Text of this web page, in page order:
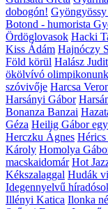
dobogón!
Botond - humorista
Ördöglovasok Hacki
Kiss Ádám Hajnóczy
Föld körül Halász Judit
ökölvívó olimpikonunk
szóvivője Harcsa
Harsányi Gábor
Bonanza Banzai
Géza Heilig Gábor
Herczku Ágnes
Károly Homolya
macskaidomár Hot
Kékszalaggal Hudák
Idegennyelvű
Illényi Katica Ilonka